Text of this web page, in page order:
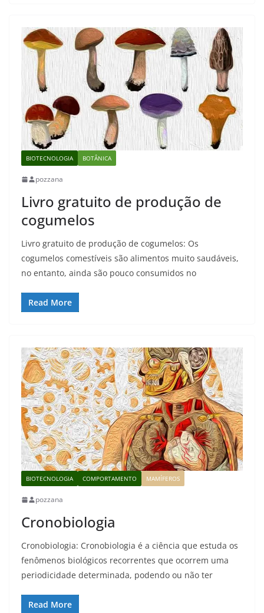
BIOTECNOLOGIA BOTÂNICA
pozzana
Livro gratuito de produção de
cogumelos
Livro gratuito de produção de cogumelos: Os
cogumelos comestíveis são alimentos muito saudáveis,
no entanto, ainda são pouco consumidos no
Read More
BIOTECNOLOGIA COMPORTAMENTO MAMÍFEROS
pozzana
Cronobiologia
Cronobiologia: Cronobiologia é a ciência que estuda os
fenômenos biológicos recorrentes que ocorrem uma
periodicidade determinada, podendo ou não ter
Read More